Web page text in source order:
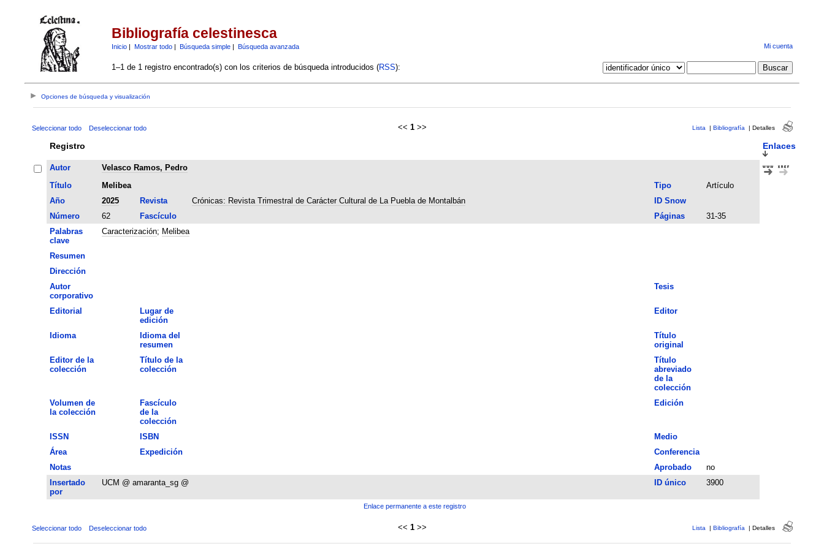
Bibliografía celestinesca
Inicio| Mostrar todo| Búsqueda simple| Búsqueda avanzada Mi cuenta
1–1 de 1 registro encontrado(s) con los criterios de búsqueda introducidos (RSS):
Opciones de búsqueda y visualización
Seleccionar todo Deseleccionar todo << 1 >> Lista | Bibliografía | Detalles
Registro Enlaces
Autor
Velasco Ramos, Pedro
Título
Melibea Tipo
Artículo
Año
2025 Revista Crónicas: Revista Trimestral de Carácter Cultural de La Puebla de Montalbán
ID Snow
Número
62 Fascículo Páginas
31-35
Palabras
clave
Caracterización; Melibea
Resumen
Dirección
Autor
corporativo
Tesis
Editorial
Lugar de
edición
Editor
Idioma
Idioma del
resumen
Título
original
Editor de la
colección
Título de la
colección
Título
abreviado
de la
colección
Volumen de
la colección
Fascículo
de la
colección
Edición
ISSN ISBN
Medio
Área
Expedición
Conferencia
Notas
Aprobado
no
Insertado
por
UCM @ amaranta_sg @ ID único 3900
Enlace permanente a este registro
Seleccionar todo Deseleccionar todo << 1 >> Lista | Bibliografía | Detalles